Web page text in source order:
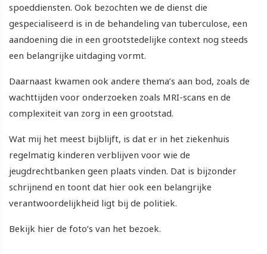
spoeddiensten. Ook bezochten we de dienst die
gespecialiseerd is in de behandeling van tuberculose, een
aandoening die in een grootstedelijke context nog steeds
een belangrijke uitdaging vormt.
Daarnaast kwamen ook andere thema’s aan bod, zoals de
wachttijden voor onderzoeken zoals MRI-scans en de
complexiteit van zorg in een grootstad.
Wat mij het meest bijblijft, is dat er in het ziekenhuis
regelmatig kinderen verblijven voor wie de
jeugdrechtbanken geen plaats vinden. Dat is bijzonder
schrijnend en toont dat hier ook een belangrijke
verantwoordelijkheid ligt bij de politiek.
Bekijk hier de foto’s van het bezoek.